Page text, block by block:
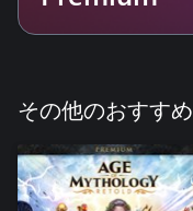
その他のおすすめ